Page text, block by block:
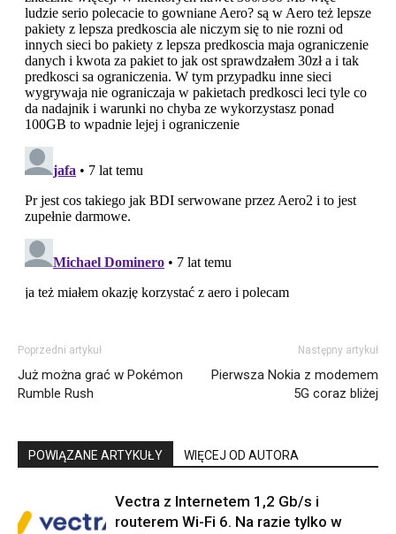
Poprzedni artykuł
Już można grać w Pokémon
Rumble Rush
Następny artykuł
Pierwsza Nokia z modemem
5G coraz bliżej
POWIĄZANE ARTYKUŁY WIĘCEJ OD AUTORA
Vectra z Internetem 1,2 Gb/s i
routerem Wi-Fi 6. Na razie tylko w